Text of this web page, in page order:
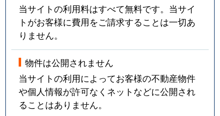
当サイトの利用料はすべて無料です。当サイ
トがお客様に費用をご請求することは一切あ
りません。
物件は公開されません
当サイトの利用によってお客様の不動産物件
や個人情報が許可なくネットなどに公開され
ることはありません。